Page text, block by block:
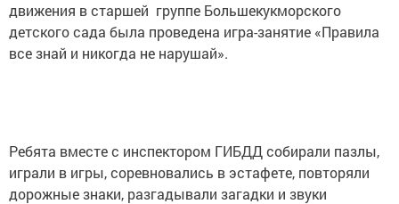
движения в старшей группе Большекукморского
детского сада была проведена игра-занятие «Правила
все знай и никогда не нарушай».
Ребята вместе с инспектором ГИБДД собирали пазлы,
играли в игры, соревновались в эстафете, повторяли
дорожные знаки, разгадывали загадки и звуки